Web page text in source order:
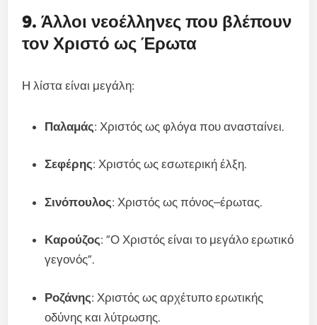
9. Άλλοι νεοέλληνες που βλέπουν
τον Χριστό ως Έρωτα
Η λίστα είναι μεγάλη:
Παλαμάς: Χριστός ως φλόγα που ανασταίνει.
Σεφέρης: Χριστός ως εσωτερική έλξη.
Σινόπουλος: Χριστός ως πόνος–έρωτας.
Καρούζος: “Ο Χριστός είναι το μεγάλο ερωτικό
γεγονός”.
Ροζάνης: Χριστός ως αρχέτυπο ερωτικής
οδύνης και λύτρωσης.